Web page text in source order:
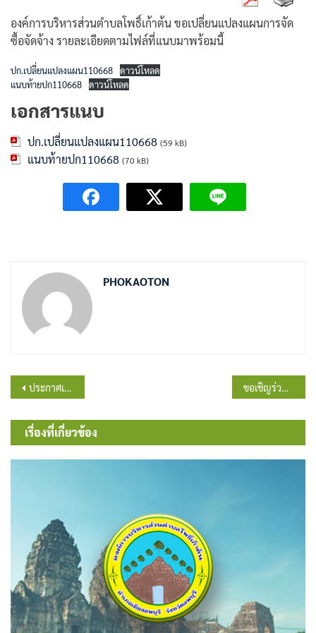
องค์การบริหารส่วนตำบลโพธิ์เก้าต้น ขอเปลี่ยนแปลงแผนการจัด
ซื้อจัดจ้าง รายละเอียดตามไฟล์ที่แนบมาพร้อมนี้
ปก.เปลี่ยนแปลงแผน110668 ดาวน์โหลด
แนบท้ายปก110668 ดาวน์โหลด
เอกสารแนบ
ปก.เปลี่ยนแปลงแผน110668 (59 kB)
แนบท้ายปก110668 (70 kB)
PHOKAOTON
แนะแนว
เรื่อง
ประกาศเปลี่ยนแปลงแผนการจัดซื้อจัดจ้าง ประจำปีงบประมาณพ.ศ. 2568 ขอเชิญร่วมแสดงความคิดเห็นเกี่ยวกับการตราข้อบัญญัติองค์การบริหารส่วนตำบลโพธิ์เก้าต้น เรื่อง อัตราค่าธรรมเนียมและยกเว้นค่าธรรมเนียม เกี่ยวกับการจัดการสิ่งปฏิกูลและมูลฝอย พ.ศ. …. ตามกฎกระทรวงกำหนดอัตราค่าธรรมเนียมและยกเว้นค่าธรรมเนียมเกี่ยวกับการจัดการสิ่งปฏิกูลและมูลฝอย พ.ศ.2567
เรื่องที่เกี่ยวข้อง